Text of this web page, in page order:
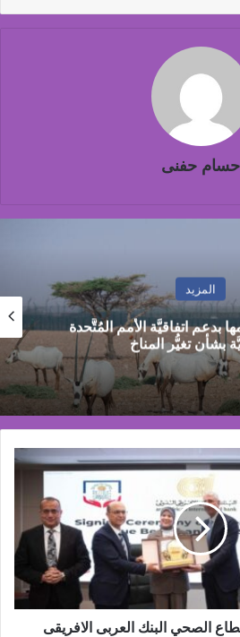
حسام حفنى
المزيد
مسائية راقية مع قائمة جديدة
النكهات البرازيلية
الصحي البنك العربى الافريقى